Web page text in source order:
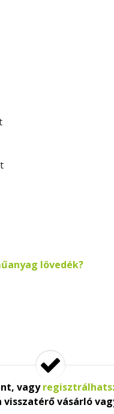
lövedék?
vagy
visszatérő vásárló